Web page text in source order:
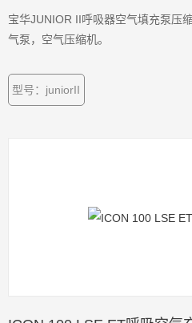
宝华JUNIOR II呼吸器空气填充泵压
气泵，空气压缩机。
型号：juniorII